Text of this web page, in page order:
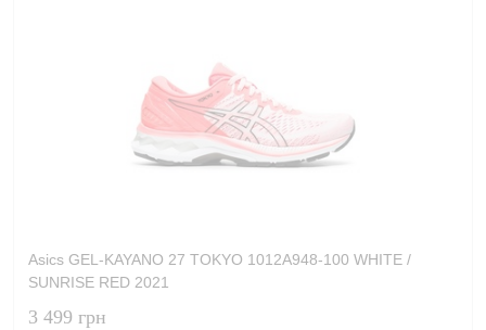
Asics GEL-KAYANO 27 TOKYO 1012A948-100 WHITE /
SUNRISE RED 2021
3 499 грн